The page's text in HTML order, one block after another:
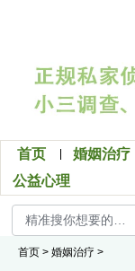
首页 婚姻治疗
公益心理
首页 > 婚姻治疗 >